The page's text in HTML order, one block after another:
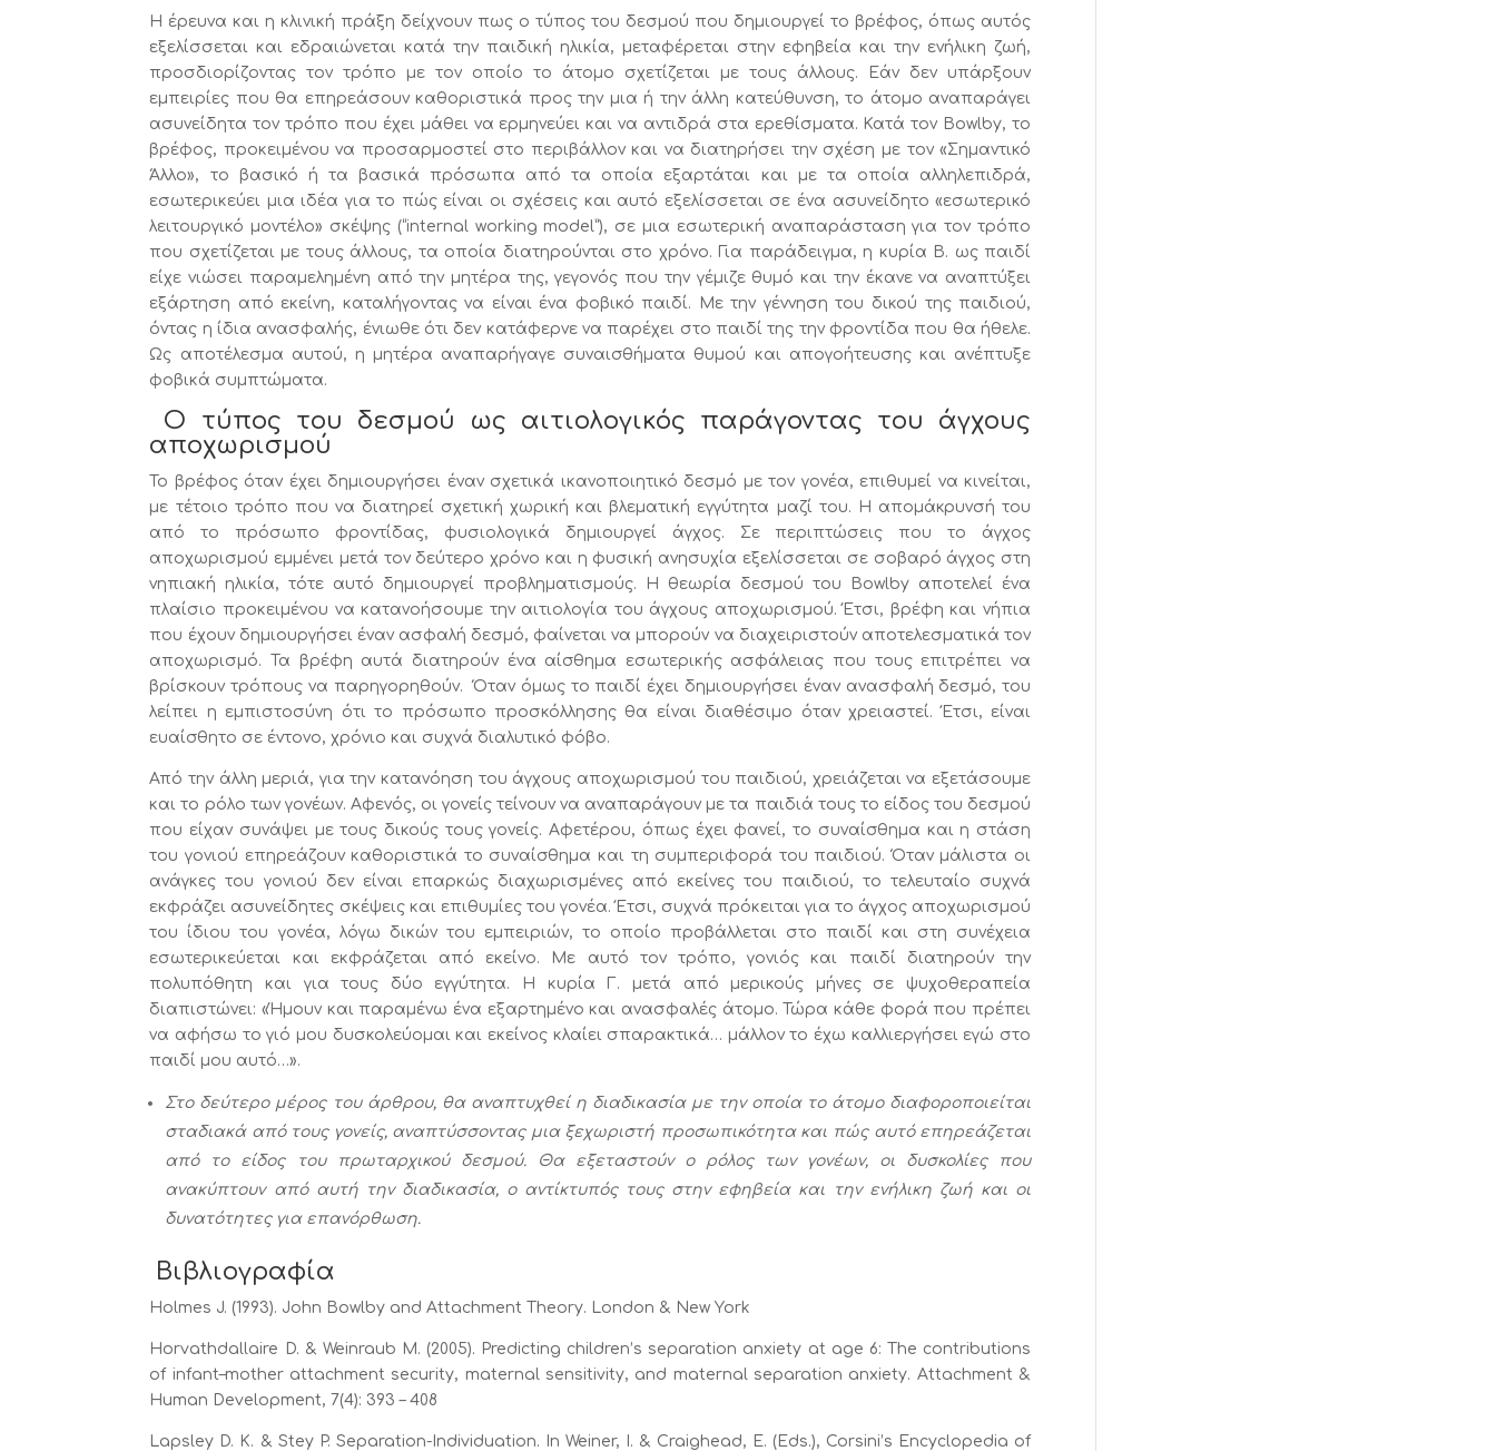
Η έρευνα και η κλινική πράξη δείχνουν πως ο τύπος του δεσμού που δημιουργεί το βρέφος, όπως αυτός
εξελίσσεται και εδραιώνεται κατά την παιδική ηλικία, μεταφέρεται στην εφηβεία και την ενήλικη ζωή,
προσδιορίζοντας τον τρόπο με τον οποίο το άτομο σχετίζεται με τους άλλους. Εάν δεν υπάρξουν
εμπειρίες που θα επηρεάσουν καθοριστικά προς την μια ή την άλλη κατεύθυνση, το άτομο αναπαράγει
ασυνείδητα τον τρόπο που έχει μάθει να ερμηνεύει και να αντιδρά στα ερεθίσματα. Κατά τον Bowlby, το
βρέφος, προκειμένου να προσαρμοστεί στο περιβάλλον και να διατηρήσει την σχέση με τον «Σημαντικό
Άλλο», το βασικό ή τα βασικά πρόσωπα από τα οποία εξαρτάται και με τα οποία αλληλεπιδρά,
εσωτερικεύει μια ιδέα για το πώς είναι οι σχέσεις και αυτό εξελίσσεται σε ένα ασυνείδητο «εσωτερικό
λειτουργικό μοντέλο» σκέψης (“internal working model”), σε μια εσωτερική αναπαράσταση για τον τρόπο
που σχετίζεται με τους άλλους, τα οποία διατηρούνται στο χρόνο. Για παράδειγμα, η κυρία Β. ως παιδί
είχε νιώσει παραμελημένη από την μητέρα της, γεγονός που την γέμιζε θυμό και την έκανε να αναπτύξει
εξάρτηση από εκείνη, καταλήγοντας να είναι ένα φοβικό παιδί. Με την γέννηση του δικού της παιδιού,
όντας η ίδια ανασφαλής, ένιωθε ότι δεν κατάφερνε να παρέχει στο παιδί της την φροντίδα που θα ήθελε.
Ως αποτέλεσμα αυτού, η μητέρα αναπαρήγαγε συναισθήματα θυμού και απογοήτευσης και ανέπτυξε
φοβικά συμπτώματα.
Ο τύπος του δεσμού ως αιτιολογικός παράγοντας του άγχους
αποχωρισμού
Το βρέφος όταν έχει δημιουργήσει έναν σχετικά ικανοποιητικό δεσμό με τον γονέα, επιθυμεί να κινείται,
με τέτοιο τρόπο που να διατηρεί σχετική χωρική και βλεματική εγγύτητα μαζί του. Η απομάκρυνσή του
από το πρόσωπο φροντίδας, φυσιολογικά δημιουργεί άγχος. Σε περιπτώσεις που το άγχος
αποχωρισμού εμμένει μετά τον δεύτερο χρόνο και η φυσική ανησυχία εξελίσσεται σε σοβαρό άγχος στη
νηπιακή ηλικία, τότε αυτό δημιουργεί προβληματισμούς. Η θεωρία δεσμού του Bowlby αποτελεί ένα
πλαίσιο προκειμένου να κατανοήσουμε την αιτιολογία του άγχους αποχωρισμού. Έτσι, βρέφη και νήπια
που έχουν δημιουργήσει έναν ασφαλή δεσμό, φαίνεται να μπορούν να διαχειριστούν αποτελεσματικά τον
αποχωρισμό. Τα βρέφη αυτά διατηρούν ένα αίσθημα εσωτερικής ασφάλειας που τους επιτρέπει να
βρίσκουν τρόπους να παρηγορηθούν. Όταν όμως το παιδί έχει δημιουργήσει έναν ανασφαλή δεσμό, του
λείπει η εμπιστοσύνη ότι το πρόσωπο προσκόλλησης θα είναι διαθέσιμο όταν χρειαστεί. Έτσι, είναι
ευαίσθητο σε έντονο, χρόνιο και συχνά διαλυτικό φόβο.
Από την άλλη μεριά, για την κατανόηση του άγχους αποχωρισμού του παιδιού, χρειάζεται να εξετάσουμε
και το ρόλο των γονέων. Αφενός, οι γονείς τείνουν να αναπαράγουν με τα παιδιά τους το είδος του δεσμού
που είχαν συνάψει με τους δικούς τους γονείς. Αφετέρου, όπως έχει φανεί, το συναίσθημα και η στάση
του γονιού επηρεάζουν καθοριστικά το συναίσθημα και τη συμπεριφορά του παιδιού. Όταν μάλιστα οι
ανάγκες του γονιού δεν είναι επαρκώς διαχωρισμένες από εκείνες του παιδιού, το τελευταίο συχνά
εκφράζει ασυνείδητες σκέψεις και επιθυμίες του γονέα. Έτσι, συχνά πρόκειται για το άγχος αποχωρισμού
του ίδιου του γονέα, λόγω δικών του εμπειριών, το οποίο προβάλλεται στο παιδί και στη συνέχεια
εσωτερικεύεται και εκφράζεται από εκείνο. Με αυτό τον τρόπο, γονιός και παιδί διατηρούν την
πολυπόθητη και για τους δύο εγγύτητα. Η κυρία Γ. μετά από μερικούς μήνες σε ψυχοθεραπεία
διαπιστώνει: «Ήμουν και παραμένω ένα εξαρτημένο και ανασφαλές άτομο. Τώρα κάθε φορά που πρέπει
να αφήσω το γιό μου δυσκολεύομαι και εκείνος κλαίει σπαρακτικά… μάλλον το έχω καλλιεργήσει εγώ στο
παιδί μου αυτό…».
Στο δεύτερο μέρος του άρθρου, θα αναπτυχθεί η διαδικασία με την οποία το άτομο διαφοροποιείται
σταδιακά από τους γονείς, αναπτύσσοντας μια ξεχωριστή προσωπικότητα και πώς αυτό επηρεάζεται
από το είδος του πρωταρχικού δεσμού. Θα εξεταστούν ο ρόλος των γονέων, οι δυσκολίες που
ανακύπτουν από αυτή την διαδικασία, ο αντίκτυπός τους στην εφηβεία και την ενήλικη ζωή και οι
δυνατότητες για επανόρθωση.
Βιβλιογραφία
Holmes J. (1993). John Bowlby and Attachment Theory. London & New York
Horvathdallaire D. & Weinraub M. (2005). Predicting children’s separation anxiety at age 6: The contributions
of infant–mother attachment security, maternal sensitivity, and maternal separation anxiety. Attachment &
Human Development, 7(4): 393 – 408
Lapsley D. K. & Stey P. Separation-Individuation. In Weiner, I. & Craighead, E. (Eds.), Corsini’s Encyclopedia of